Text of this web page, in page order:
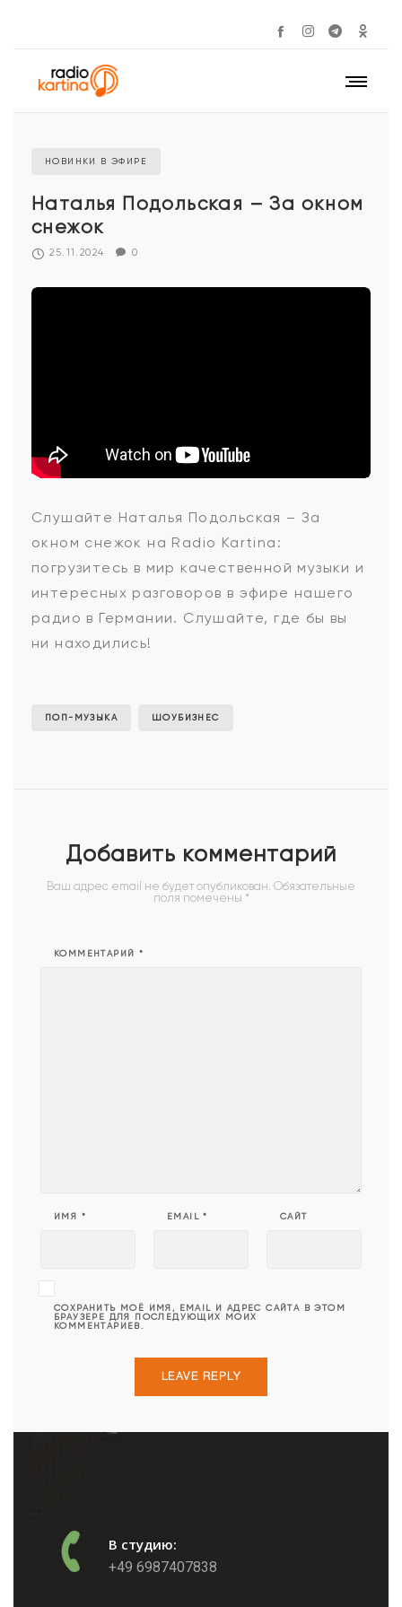
НОВИНКИ В ЭФИРЕ
Наталья Подольская – За окном
снежок
25.11.2024 0
Наталья
Подольская
-
Слушайте Наталья Подольская – За
окном снежок на Radio Kartina:
погрузитесь в мир качественной музыки и
интересных разговоров в эфире нашего
радио в Германии. Слушайте, где бы вы
ни находились!
ПОП-МУЗЫКА ШОУБИЗНЕС
Добавить комментарий
Ваш адрес email не будет опубликован. Обязательные
поля помечены *
КОММЕНТАРИЙ *
ИМЯ * EMAIL* САЙТ
СОХРАНИТЬ МОЁ ИМЯ, EMAIL И АДРЕС САЙТА В ЭТОМ
БРАУЗЕРЕ ДЛЯ ПОСЛЕДУЮЩИХ МОИХ
КОММЕНТАРИЕВ.
В студию:
+49 6987407838